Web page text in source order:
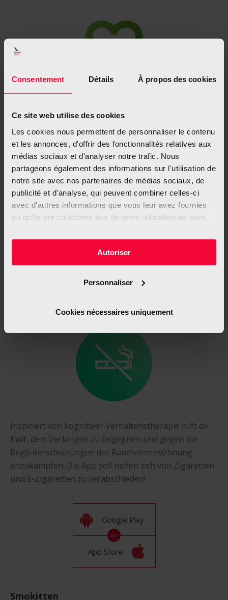
Consentement Détails À propos des cookies
Ce site web utilise des cookies
Les cookies nous permettent de personnaliser le contenu
et les annonces, d'offrir des fonctionnalités relatives aux
médias sociaux et d'analyser notre trafic. Nous
partageons également des informations sur l'utilisation de
notre site avec nos partenaires de médias sociaux, de
publicité et d'analyse, qui peuvent combiner celles-ci
avec d'autres informations que vous leur avez fournies
ou qu'ils ont collectées lors de votre utilisation de leurs
Autoriser
Personnaliser
Cookies nécessaires uniquement
gibt Ratschläge und unterstützt einen mit über 20
verschiedenen wissenschaftlich bewiesenen
Techniken, die dabei helfen, mit dem Rauchen
aufzuhören.
(Gratis)
Google Play
App Store
Inspiriert von kognitiver Verhaltenstherapie hilft dir
Kwit, dem Verlangen zu begegnen und gegen die
Begleiterscheinungen der Raucherentwöhnung
anzukämpfen. Die App soll helfen sich von Zigaretten
und E-Zigaretten zu verabschieden!
Google Play
ou
App Store
Smokitten